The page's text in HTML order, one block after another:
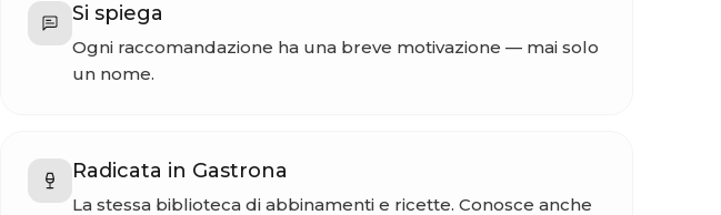
Si spiega
Ogni raccomandazione ha una breve motivazione — mai solo
un nome.
Radicata in Gastrona
La stessa biblioteca di abbinamenti e ricette. Conosce anche